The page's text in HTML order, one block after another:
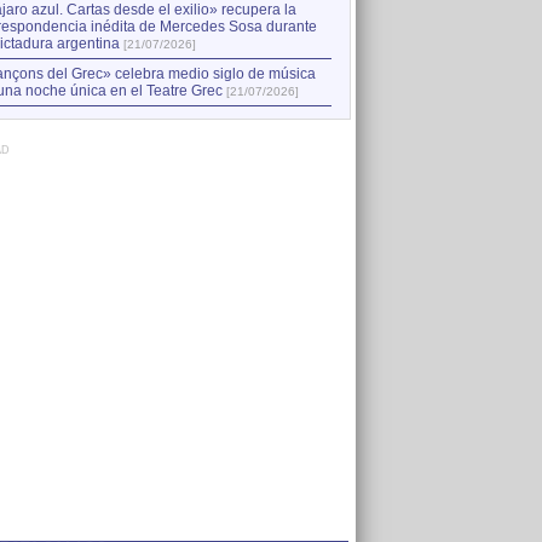
azul. Cartas desde el exilio» recupera la
inédita de Mercedes Sosa durante
argentina [21/07/2026]
del Grec» celebra medio siglo de música
noche única en el Teatre Grec [21/07/2026]